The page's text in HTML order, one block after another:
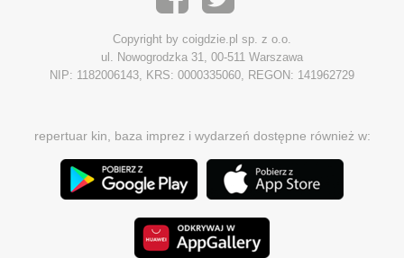
Copyright by coigdzie.pl sp. z o.o.
ul. Nowogrodzka 31, 00-511 Warszawa
NIP: 1182006143, KRS: 0000335060, REGON: 141962729
repertuar kin, baza imprez i wydarzeń dostępne również w: